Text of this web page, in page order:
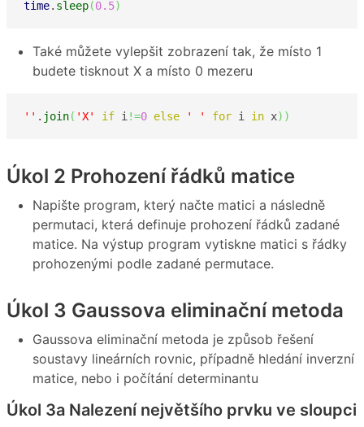
time. sleep(0.5)
Také můžete vylepšit zobrazení tak, že místo 1
budete tisknout X a místo 0 mezeru
'' . join( 'X' if i !=0 else ' ' for i in x) )
Úkol 2 Prohození řádků matice
Napište program, který načte matici a následně
permutaci, která definuje prohození řádků zadané
matice. Na výstup program vytiskne matici s řádky
prohozenými podle zadané permutace.
Úkol 3 Gaussova eliminační metoda
Gaussova eliminační metoda je způsob řešení
soustavy lineárních rovnic, případně hledání inverzní
matice, nebo i počítání determinantu
Úkol 3a Nalezení největšího prvku ve sloupci